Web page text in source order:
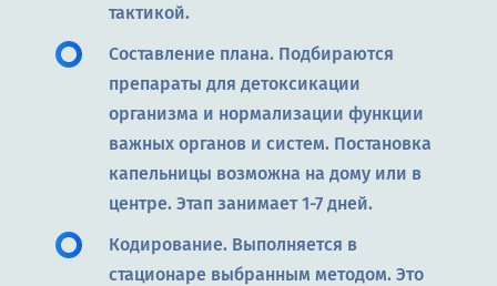
тактикой.
Составление плана. Подбираются
препараты для детоксикации
организма и нормализации функции
важных органов и систем. Постановка
капельницы возможна на дому или в
центре. Этап занимает 1-7 дней.
Кодирование. Выполняется в
стационаре выбранным методом. Это